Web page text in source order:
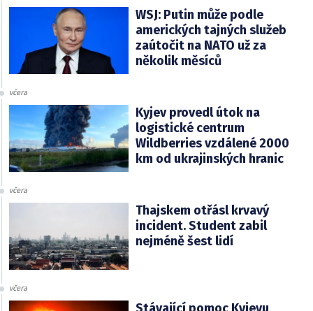
WSJ: Putin může podle
amerických tajných služeb
zaútočit na NATO už za
několik měsíců
včera
Kyjev provedl útok na
logistické centrum
Wildberries vzdálené 2000
km od ukrajinských hranic
včera
Thajskem otřásl krvavý
incident. Student zabil
nejméně šest lidí
včera